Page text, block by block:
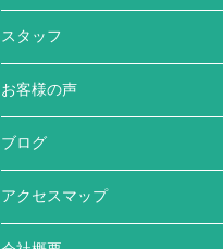
スタッフ
お客様の声
ブログ
アクセスマップ